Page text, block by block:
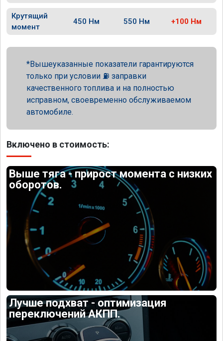
Крутящий
момент
450 Нм 550 Нм +100 Нм
Вышеуказанные показатели гарантируются
только при условии ⛽ заправки
качественного топлива и на полностью
исправном, своевременно обслуживаемом
автомобиле.
Включено в стоимость:
Выше тяга - прирост момента с низких
оборотов.
Лучше подхват - оптимизация
переключений АКПП.